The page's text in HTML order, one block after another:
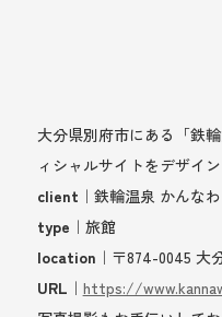
大分県別府市にある「鉄
ィシャルサイトをデザイン
client ｜鉄輪温泉 かんな
type ｜旅館
location ｜〒874-0045 大
URL ｜ https://